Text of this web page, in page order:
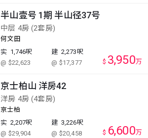
半山壹号 1期 半山径37号
中层 4房 (2套房)
何文田
实 1,746呎
@ $22,623
建 2,273呎
@ $17,377
$ 3,950万
京士柏山 洋房42
洋房 4房 (4套房)
京士柏
实 2,207呎
@ $29,904
建 3,226呎
@ $20,458
$ 6,600万